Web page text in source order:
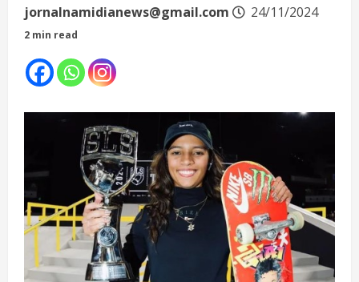
jornalnamidianews@gmail.com 24/11/2024
2 min read